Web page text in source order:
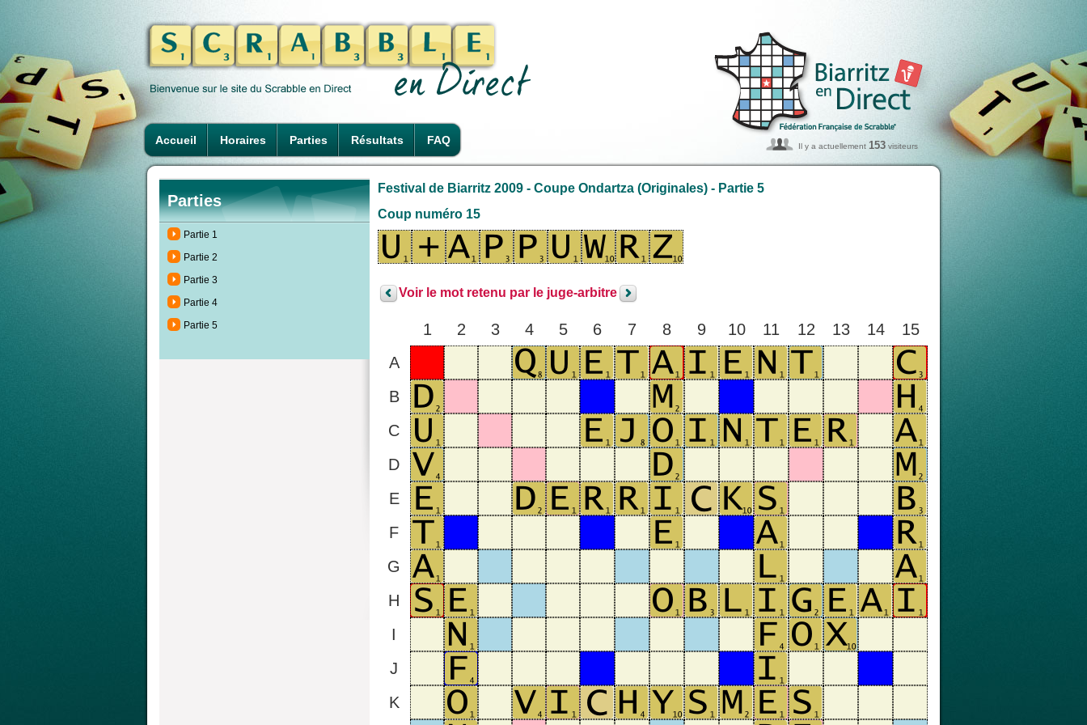
Accueil Horaires Parties Résultats FAQ Il y a actuellement 153 visiteurs
Parties
Partie 1
Partie 2
Partie 3
Partie 4
Partie 5
Festival de Biarritz 2009 - Coupe Ondartza (Originales) - Partie 5
Coup numéro 15
Voir le mot retenu par le juge-arbitre
1 2 3 4 5 6 7 8 9 10 11 12 13 14
15
A
B
C
D
E
F
G
H
I
J
K